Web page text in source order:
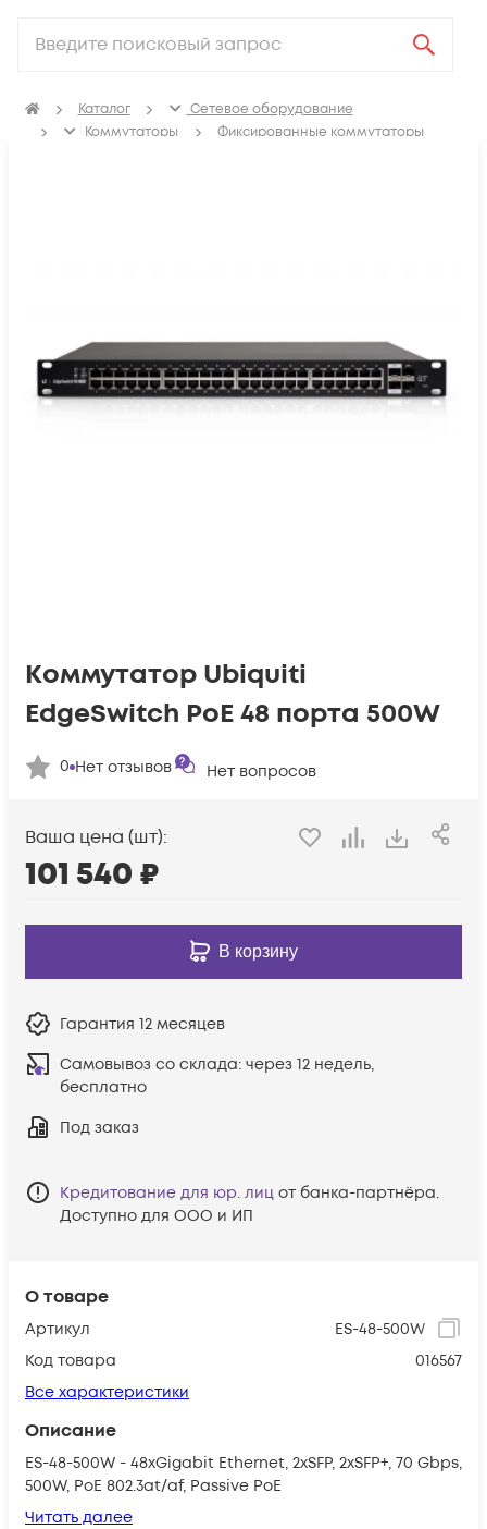
Каталог
Сетевое оборудование
Коммутаторы
Фиксированные коммутаторы
О товаре
Артикул
ES-48-500W
Код товара
016567
Все характеристики
Описание
ES-48-500W - 48xGigabit Ethernet, 2xSFP, 2xSFP+, 70 Gbps,
500W, PoE 802.3at/af, Passive PoE
Читать далее
Коммутатор Ubiquiti
EdgeSwitch PoE 48 порта 500W
0 Нет отзывов Нет вопросов
Ваша цена (шт):
101 540 ₽
В корзину
Гарантия 12 месяцев
Самовывоз со склада: через 12 недель,
бесплатно
Под заказ
Кредитование для юр. лиц от банка-партнёра.
Доступно для ООО и ИП